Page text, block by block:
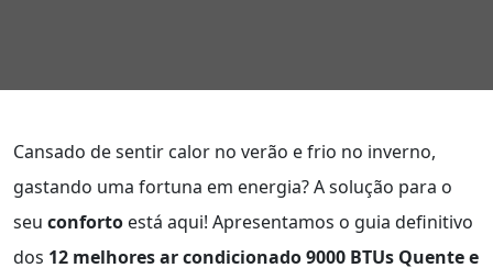
Cansado de sentir calor no verão e frio no inverno,
gastando uma fortuna em energia? A solução para o
seu conforto está aqui! Apresentamos o guia definitivo
dos 12 melhores ar condicionado 9000 BTUs Quente e